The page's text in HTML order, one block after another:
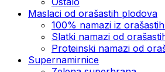
Maslaci od orašastih plodova
100% namazi iz
Slatki namazi od
Proteinski namazi od
Supernamirnice